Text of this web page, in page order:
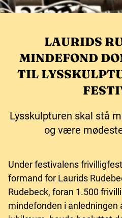
LAURIDS
MINDEFOND
TIL
Lysskulpturen skal stå
og være
Under festivalens
formand for Laurids
Rudebeck, foran 1.500
mindefonden i anledningen